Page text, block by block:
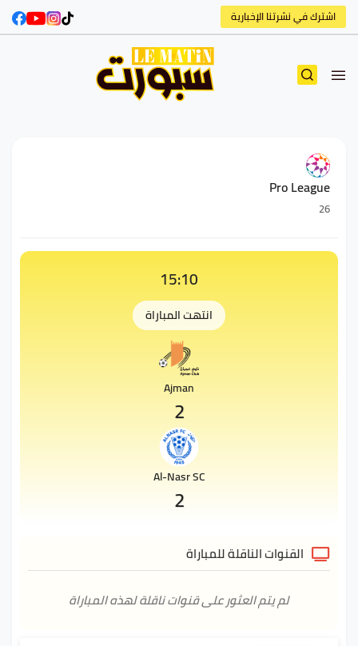
اشترك في نشرتنا الإخبارية
Pro League
26
Ajman
2
15:10
انتهت المباراة
Al-Nasr SC
2
القنوات الناقلة للمباراة
لم يتم العثور على قنوات ناقلة لهذه المباراة